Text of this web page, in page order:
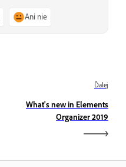
Ani nie
Ďalej
What's new in Elements
Organizer 2019